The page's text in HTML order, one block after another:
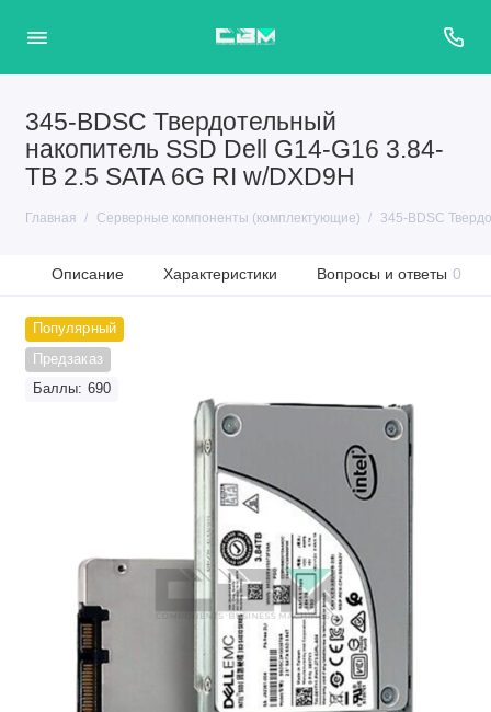
345-BDSC Твердотельный
накопитель SSD Dell G14-G16 3.84-
TB 2.5 SATA 6G RI w/DXD9H
Главная Серверные компоненты (комплектующие) 345-BDSC
Описание Характеристики Вопросы и ответы 0
Популярный
Предзаказ
Баллы: 690